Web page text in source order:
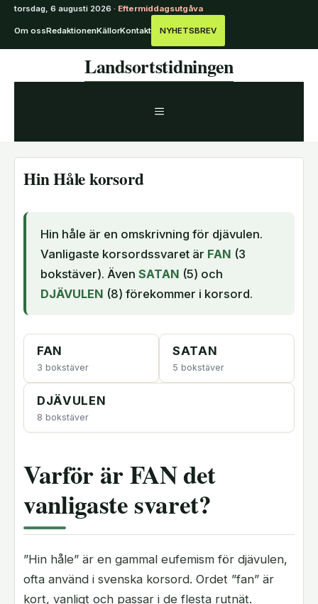
torsdag, 6 augusti 2026 · Eftermiddagsutgåva
Om ossRedaktionenKällorKontakt NYHETSBREV
Landsortstidningen
MENY
Hin Håle korsord
Hin håle är en omskrivning för djävulen.
Vanligaste korsordssvaret är FAN (3
bokstäver). Även SATAN (5) och
DJÄVULEN (8) förekommer i korsord.
FAN
3 bokstäver
SATAN
5 bokstäver
DJÄVULEN
8 bokstäver
Varför är FAN det
vanligaste svaret?
”Hin håle” är en gammal eufemism för djävulen,
ofta använd i svenska korsord. Ordet ”fan” är
kort, vanligt och passar i de flesta rutnät.